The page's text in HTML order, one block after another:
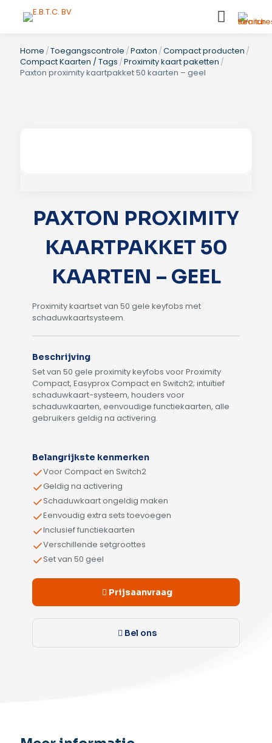
Home /Toegangscontrole /Paxton /Compact producten /
Compact Kaarten / Tags /Proximity kaart paketten /
Paxton proximity kaartpakket 50 kaarten – geel
PAXTON PROXIMITY
KAARTPAKKET 50
KAARTEN – GEEL
Proximity kaartset van 50 gele keyfobs met
schaduwkaartsysteem.
Beschrijving
Set van 50 gele proximity keyfobs voor Proximity
Compact, Easyprox Compact en Switch2; intuïtief
schaduwkaart-systeem, houders voor
schaduwkaarten, eenvoudige functiekaarten, alle
gebruikers geldig na activering.
Belangrijkste kenmerken
Voor Compact en Switch2
Geldig na activering
Schaduwkaart ongeldig maken
Eenvoudig extra sets toevoegen
Inclusief functiekaarten
Verschillende setgroottes
Set van 50 geel
Prijsaanvraag
Bel ons